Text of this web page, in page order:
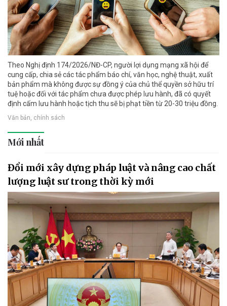
Theo Nghị định 174/2026/NĐ-CP, người lợi dụng mạng xã hội để
cung cấp, chia sẻ các tác phẩm báo chí, văn học, nghệ thuật, xuất
bản phẩm mà không được sự đồng ý của chủ thể quyền sở hữu trí
tuệ hoặc đối với tác phẩm chưa được phép lưu hành, đã có quyết
định cấm lưu hành hoặc tịch thu sẽ bị phạt tiền từ 20-30 triệu đồng.
Văn bản, chính sách
Mới nhất
Đổi mới xây dựng pháp luật và nâng cao chất
lượng luật sư trong thời kỳ mới